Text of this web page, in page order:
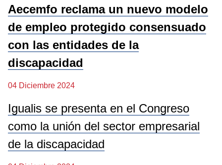
Aecemfo reclama un nuevo modelo
de empleo protegido consensuado
con las entidades de la
discapacidad
04 Diciembre 2024
Igualis se presenta en el Congreso
como la unión del sector empresarial
de la discapacidad